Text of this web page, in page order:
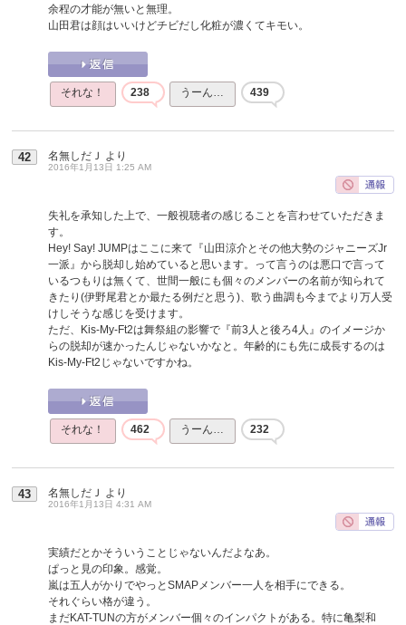
余程の才能が無いと無理。
山田君は顔はいいけどチビだし化粧が濃くてキモい。
それな！ 238 うーん… 439
42 名無しだＪ より
2016年1月13日 1:25 AM
失礼を承知した上で、一般視聴者の感じることを言わせていただきま
す。
Hey! Say! JUMPはここに来て『山田涼介とその他大勢のジャニーズJr
一派』から脱却し始めていると思います。って言うのは悪口で言って
いるつもりは無くて、世間一般にも個々のメンバーの名前が知られて
きたり(伊野尾君とか最たる例だと思う)、歌う曲調も今までより万人受
けしそうな感じを受けます。
ただ、Kis-My-Ft2は舞祭組の影響で『前3人と後ろ4人』のイメージか
らの脱却が速かったんじゃないかなと。年齢的にも先に成長するのは
Kis-My-Ft2じゃないですかね。
それな！ 462 うーん… 232
43 名無しだＪ より
2016年1月13日 4:31 AM
実績だとかそういうことじゃないんだよなあ。
ぱっと見の印象。感覚。
嵐は五人がかりでやっとSMAPメンバー一人を相手にできる。
それぐらい格が違う。
まだKAT-TUNの方がメンバー個々のインパクトがある。特に亀梨和